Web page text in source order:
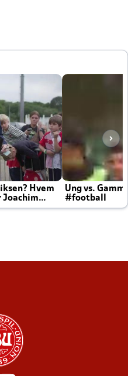
Hvem
Joachim
Ung vs.
#football